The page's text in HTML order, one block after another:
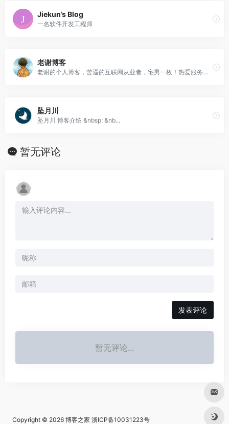
Jiekun’s Blog
一名软件开发工程师
老谢博客
老谢的个人博客，苦逼的互联网从业者，宅男一枚！热爱服务器和网络技术，喜欢摄影和音乐，正在从普通青年向大叔蜕变！
坠月川
坠月川 博客介绍 &nbsp; &nb...
暂无评论
发表评论
暂无评论...
Copyright © 2026 博客之家 浙ICP备10031223号